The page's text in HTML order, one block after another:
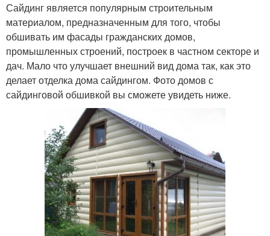
Сайдинг является популярным строительным
материалом, предназначенным для того, чтобы
обшивать им фасады гражданских домов,
промышленных строений, построек в частном секторе и
дач. Мало что улучшает внешний вид дома так, как это
делает отделка дома сайдингом. Фото домов с
сайдинговой обшивкой вы сможете увидеть ниже.